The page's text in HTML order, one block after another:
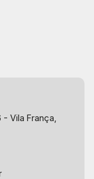
Vila França,